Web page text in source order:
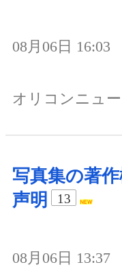
08月06日 16:03
オリコンニュ
写真集の著
声明
13
08月06日 13:37